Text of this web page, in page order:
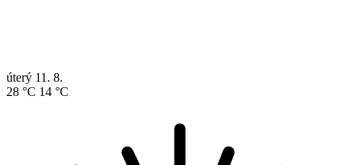
úterý 11. 8.
28 °C 14 °C